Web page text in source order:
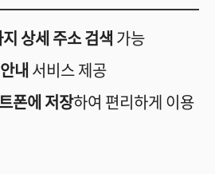
상세 주소 검색 가능
내 서비스 제공
폰에 저장하여 편리하게 이용